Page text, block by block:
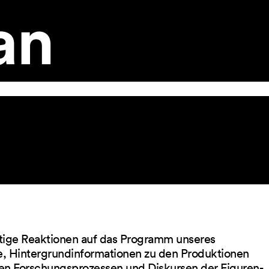
Reaktionen auf das Programm unseres
Hintergrundinformationen zu den Produktionen